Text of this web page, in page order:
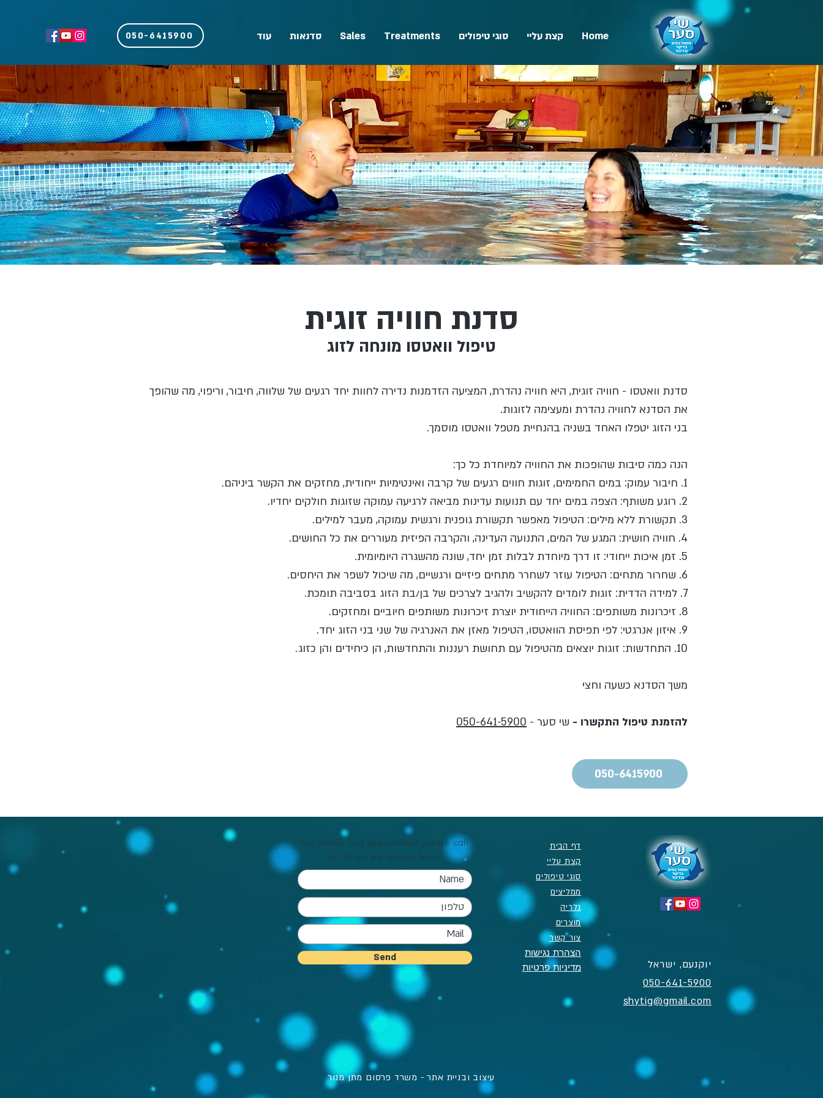
Home קצת עליי סוגי טיפולים Treatments
Sales סדנאות עוד 050-6415900
סדנת חוויה זוגית
טיפול וואטסו מונחה לזוג
סדנת וואטסו - חוויה זוגית, היא חוויה נהדרת, המציעה הזדמנות נדירה לחוות יחד רגעים של שלווה, חיבור, וריפוי, מה שהופך
את הסדנא לחוויה נהדרת ומעצימה לזוגות.
בני הזוג יטפלו האחד בשניה בהנחיית מטפל וואטסו מוסמך.
הנה כמה סיבות שהופכות את החוויה למיוחדת כל כך:
1. חיבור עמוק: במים החמימים, זוגות חווים רגעים של קרבה ואינטימיות ייחודית, מחזקים את הקשר ביניהם.
2. רוגע משותף: הצפה במים יחד עם תנועות עדינות מביאה לרגיעה עמוקה שזוגות חולקים יחדיו.
3. תקשורת ללא מילים: הטיפול מאפשר תקשורת גופנית ורגשית עמוקה, מעבר למילים.
4. חוויה חושית: המגע של המים, התנועה העדינה, והקרבה הפיזית מעוררים את כל החושים.
5. זמן איכות ייחודי: זו דרך מיוחדת לבלות זמן יחד, שונה מהשגרה היומיומית.
6. שחרור מתחים: הטיפול עוזר לשחרר מתחים פיזיים ורגשיים, מה שיכול לשפר את היחסים.
7. למידה הדדית: זוגות לומדים להקשיב ולהגיב לצרכים של בן/בת הזוג בסביבה תומכת.
8. זיכרונות משותפים: החוויה הייחודית יוצרת זיכרונות משותפים חיוביים ומחזקים.
9. איזון אנרגטי: לפי תפיסת הוואטסו, הטיפול מאזן את האנרגיה של שני בני הזוג יחד.
10. התחדשות: זוגות יוצאים מהטיפול עם תחושת רעננות והתחדשות, הן כיחידים והן כזוג.
משך הסדנא כשעה וחצי
להזמנת טיפול התקשרו - שי סער - 050-641-5900
050-6415900
For details and appointment please call
or fill out the contact form:
Send
דף הבית
קצת עליי
סוגי טיפולים
ממליצים
גלריה
מוצרים
צור קשר
הצהרת נגישות
מדיניות פרטיות
יוקנעם, ישראל
050-641-5900​
shytig@gmail.com
עיצוב ובניית אתר - משרד פרסום מתן מנור